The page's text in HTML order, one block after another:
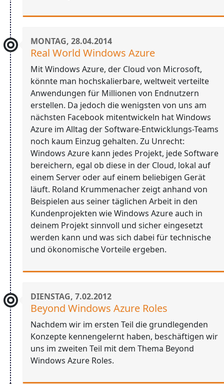
MONTAG, 28.04.2014
Real World Windows Azure
Mit Windows Azure, der Cloud von Microsoft,
könnte man hochskalierbare, weltweit verteilte
Anwendungen für Millionen von Endnutzern
erstellen. Da jedoch die wenigsten von uns am
nächsten Facebook mitentwickeln hat Windows
Azure im Alltag der Software-Entwicklungs-Teams
noch kaum Einzug gehalten. Zu Unrecht:
Windows Azure kann jedes Projekt, jede Software
bereichern, egal ob diese in der Cloud, lokal auf
einem Server oder auf einem beliebigen Gerät
läuft. Roland Krummenacher zeigt anhand von
Beispielen aus seiner täglichen Arbeit in den
Kundenprojekten wie Windows Azure auch in
deinem Projekt sinnvoll und sicher eingesetzt
werden kann und was sich dabei für technische
und ökonomische Vorteile ergeben.
DIENSTAG, 7.02.2012
Beyond Windows Azure Roles
Nachdem wir im ersten Teil die grundlegenden
Konzepte kennengelernt haben, beschäftigen wir
uns im zweiten Teil mit dem Thema Beyond
Windows Azure Roles.